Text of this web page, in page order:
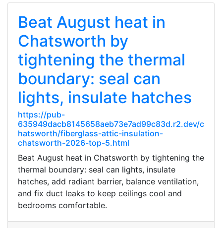
Beat August heat in
Chatsworth by
tightening the thermal
boundary: seal can
lights, insulate hatches
https://pub-
635949dacb8145658aeb73e7ad99c83d.r2.dev/c
hatsworth/fiberglass-attic-insulation-
chatsworth-2026-top-5.html
Beat August heat in Chatsworth by tightening the
thermal boundary: seal can lights, insulate
hatches, add radiant barrier, balance ventilation,
and fix duct leaks to keep ceilings cool and
bedrooms comfortable.